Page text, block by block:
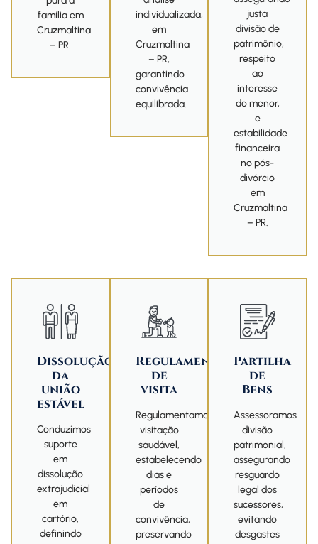
família em
Cruzmaltina
– PR.
individualizada,
em
Cruzmaltina
– PR,
garantindo
convivência
equilibrada.
justa
divisão de
patrimônio,
respeito
ao
interesse
do menor,
e
estabilidade
financeira
no pós-
divórcio
em
Cruzmaltina
– PR.
Dissolução
da
união
estável
Conduzimos
suporte
em
dissolução
extrajudicial
em
cartório,
definindo
Regulamentação
de
visita
Regulamentamos
visitação
saudável,
estabelecendo
dias e
períodos
de
convivência,
preservando
Partilha
de
Bens
Assessoramos
divisão
patrimonial,
assegurando
resguardo
legal dos
sucessores,
evitando
desgastes